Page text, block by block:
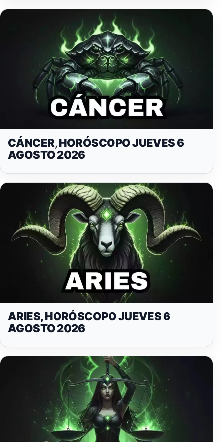
CÁNCER, HORÓSCOPO JUEVES 6
AGOSTO 2026
ARIES, HORÓSCOPO JUEVES 6
AGOSTO 2026